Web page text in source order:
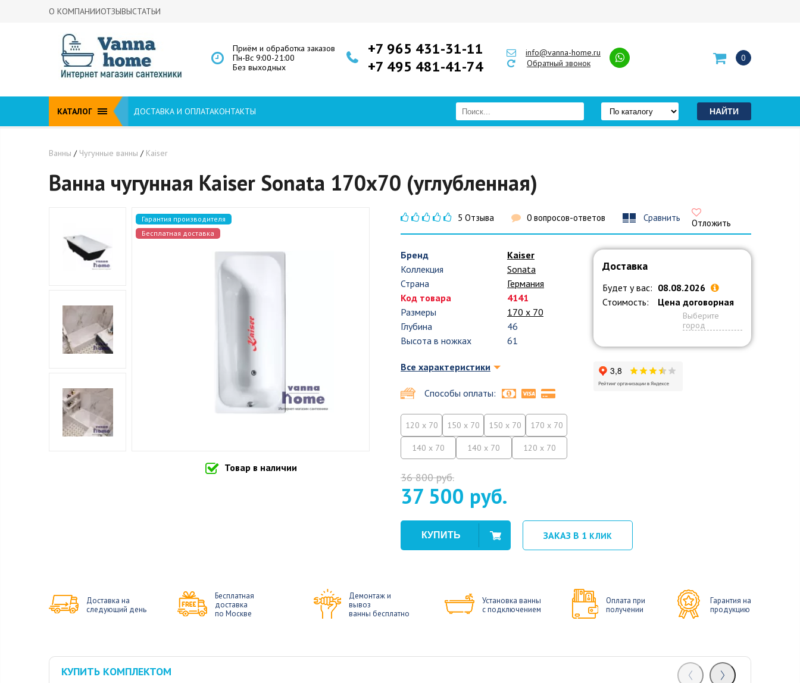
О КОМПАНИИОТЗЫВЫСТАТЬИ
Приём и обработка заказов
Пн-Вс 9:00-21:00
Без выходных
+7 965 431-31-11
+7 495 481-41-74
info@vanna-home.ru
Обратный звонок
0
КАТАЛОГ ДОСТАВКА И ОПЛАТАКОНТАКТЫ
Ванны / Чугунные ванны / Kaiser
Ванна чугунная Kaiser Sonata 170x70 (углубленная)
Бесплатная доставка
Гарантия производителя
Товар в наличии
5 Отзыва 0 вопросов-ответов Сравнить Отложить
Бренд
Kaiser
Коллекция
Sonata
Страна
Германия
Код товара
4141
Размеры
170 х 70
Глубина
46
Высота в ножках
61
Все характеристики
Способы оплаты:
120 x 70 150 x 70 150 x 70 170 x 70
140 x 70 140 x 70 120 x 70
Доставка
Будет у вас: 08.08.2026
Стоимость:
Цена договорная
Выберите
город
36 800 руб.
37 500 руб.
ЗАКАЗ В 1 КЛИК
Доставка на
следующий день
Бесплатная
доставка
по Москве
Демонтаж и
вывоз
ванны бесплатно
Установка ванны
с подключением
Оплата при
получении
Гарантия на
продукцию
КУПИТЬ КОМПЛЕКТОМ